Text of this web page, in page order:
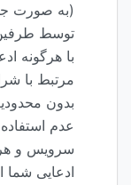
(به صورت
توسط
با هرگونه
مرتبط با
بدون
عدم
سرویس و
ادعایی